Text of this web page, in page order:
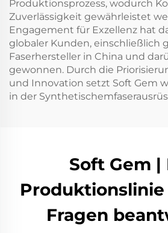
Produktionsprozess, wodurch
Zuverlässigkeit gewährleistet
Engagement für Exzellenz hat
globaler Kunden, einschließlich
Faserhersteller in China und
gewonnen. Durch die
und Innovation setzt Soft Gem
in der
Soft Gem |
Produktionslinie
Fragen